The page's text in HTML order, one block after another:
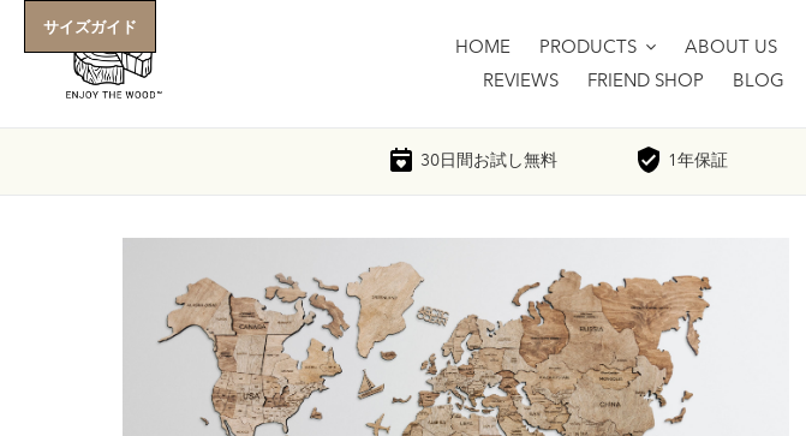
HOME PRODUCTS ABOUT US
REVIEWS
FRIEND SHOP BLOG
30日間お試し無料 1年保証
サイズガイド